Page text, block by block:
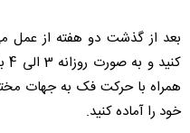
بعد از گذشت دو هفته از عمل
همراه با حرکت فک به جهات
خود را آماده کنید.